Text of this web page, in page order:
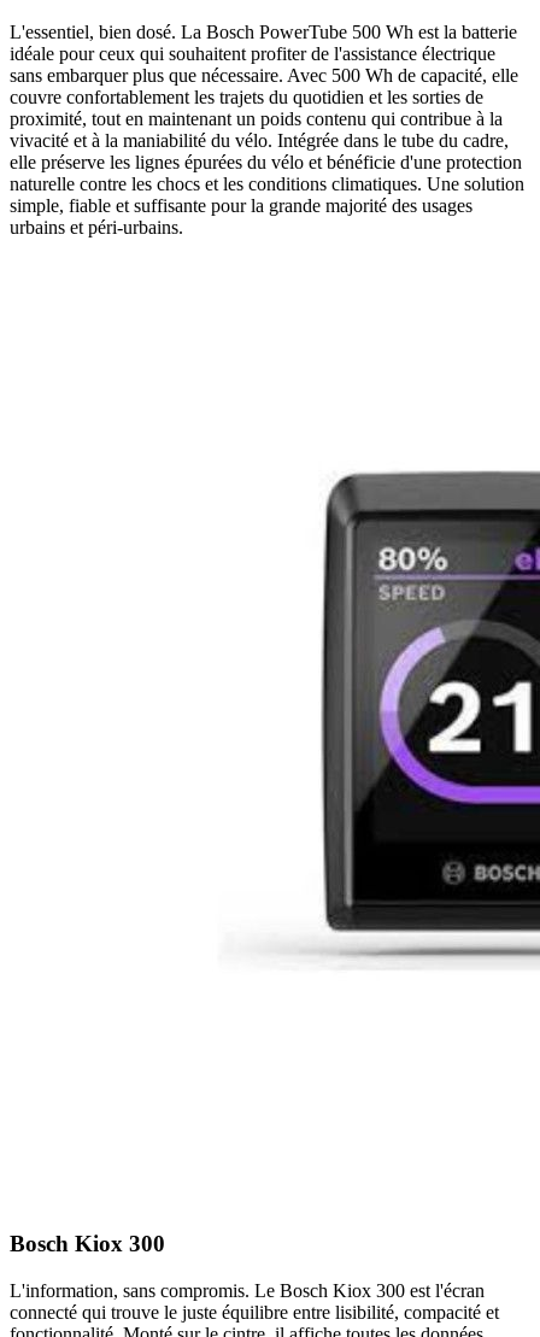
L'essentiel, bien dosé. La Bosch PowerTube 500 Wh est la batterie
idéale pour ceux qui souhaitent profiter de l'assistance électrique
sans embarquer plus que nécessaire. Avec 500 Wh de capacité, elle
couvre confortablement les trajets du quotidien et les sorties de
proximité, tout en maintenant un poids contenu qui contribue à la
vivacité et à la maniabilité du vélo. Intégrée dans le tube du cadre,
elle préserve les lignes épurées du vélo et bénéficie d'une protection
naturelle contre les chocs et les conditions climatiques. Une solution
simple, fiable et suffisante pour la grande majorité des usages
urbains et péri-urbains.
Bosch Kiox 300
L'information, sans compromis. Le Bosch Kiox 300 est l'écran
connecté qui trouve le juste équilibre entre lisibilité, compacité et